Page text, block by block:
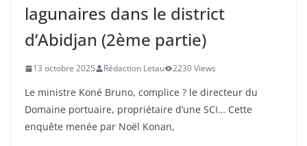
lagunaires dans le district
d’Abidjan (2ème partie)
13 octobre 2025 Rédaction Letau 2230 Views
Le ministre Koné Bruno, complice ? le directeur du
Domaine portuaire, propriétaire d’une SCI… Cette
enquête menée par Noël Konan,